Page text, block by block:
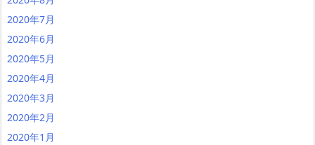
2020年7月
2020年6月
2020年5月
2020年4月
2020年3月
2020年2月
2020年1月